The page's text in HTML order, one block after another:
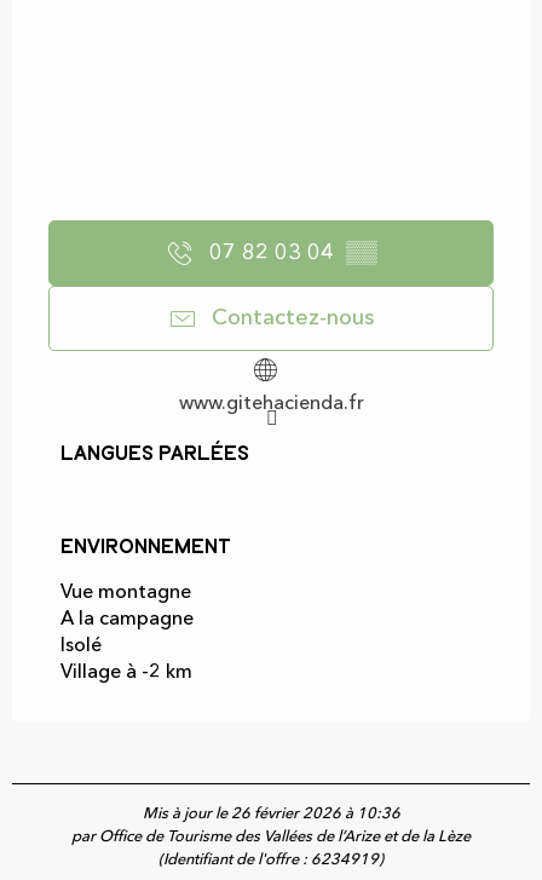
07 82 03 04 ▒▒
Contactez-nous
www.gitehacienda.fr
Langues parlées
Langues parlées
Environnement
Environnement
Vue montagne
A la campagne
Isolé
Village à -2 km
Mis à jour le 26 février 2026 à 10:36
par Office de Tourisme des Vallées de l’Arize et de la Lèze
(Identifiant de l'offre : 6234919)